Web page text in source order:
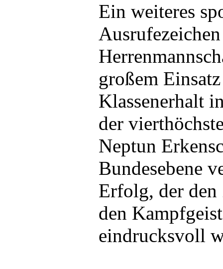
Ein weiteres
großem
Klassenerhalt
der
Neptun
Bundesebene
Erfolg, der den
den
eindrucksvoll